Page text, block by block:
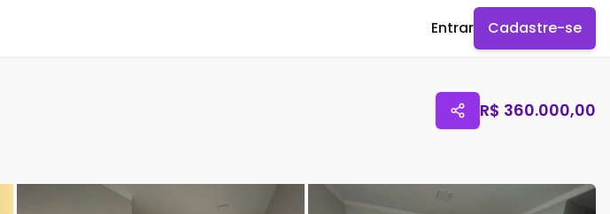
Entrar Cadastre-se
R$ 360.000,00